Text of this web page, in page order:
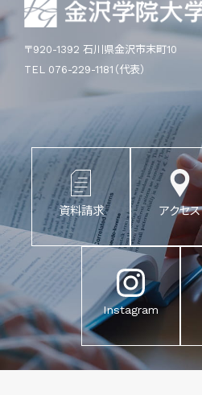
〒920-1392 石川県金沢市末町10
TEL 076-229-1181（代表）
資料請求 アクセス
Instagram